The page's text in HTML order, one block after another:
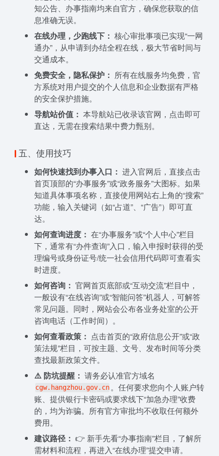
知公告、办事指南均来自官方，确保您获取的信
息准确无误。
在线办理，少跑线下： 核心审批事项已实现“一网
通办”，从申请到办结全程在线，极大节省时间与
交通成本。
免费安全，隐私保护： 所有在线服务均免费，官
方系统对用户提交的个人信息和企业数据有严格
的安全保护措施。
导航站价值： 本导航站已收录该官网，点击即可
直达，无需在搜索结果中费力甄别。
五、使用技巧
如何快速找到办事入口： 进入官网后，直接点击
首页顶部的“办事服务”或“政务服务”大图标。如果
知道具体事项名称，直接使用网站右上角的“搜索”
功能，输入关键词（如“占道”、“广告”）即可直
达。
如何查询进度： 在“办事服务”或“个人中心”栏目
下，通常有“办件查询”入口，输入申报时获得的受
理编号或身份证号/统一社会信用代码即可查看实
时进度。
如何咨询： 官网首页底部或“互动交流”栏目中，
一般设有“在线咨询”或“智能问答”机器人，可解答
常见问题。同时，网站会公布各业务处室的公开
咨询电话（工作时间）。
如何查看政策： 点击首页的“政府信息公开”或“政
策法规”栏目，可按主题、文号、发布时间等分类
查找最新政策文件。
⚠️ 防坑提醒： 请务必认准官方域名
cgw.hangzhou.gov.cn。任何要求您向个人账户转
账、提供银行卡密码或要求线下“加急办理”收费
的，均为诈骗。所有官方审批均不收取任何额外
费用。
建议路径： 👉 新手先看“办事指南”栏目，了解所
需材料和流程，再进入“在线办理”提交申请。